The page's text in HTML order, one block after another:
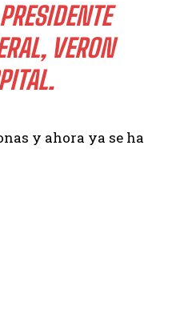
VERON
y ahora ya se ha